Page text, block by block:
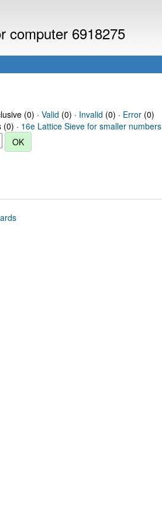
computer 6918275
(0) · Valid (0) · Invalid (0) · Error(0)
· 16e Lattice Sieve for smaller numbers